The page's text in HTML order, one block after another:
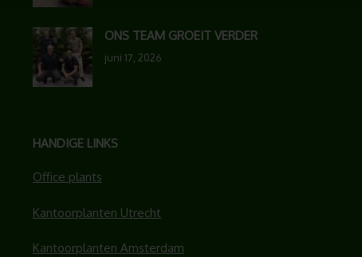
ONS TEAM GROEIT VERDER
juni 17, 2026
HANDIGE LINKS
Office plants
Kantoorplanten Utrecht
Kantoorplanten Amsterdam